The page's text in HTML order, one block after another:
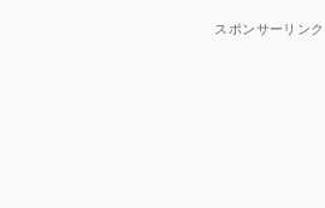
スポンサーリンク